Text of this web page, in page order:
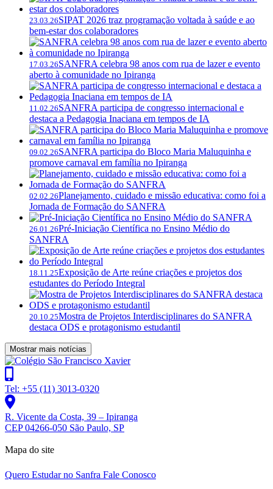
23.03.26SIPAT 2026 traz programação voltada à saúde e ao
bem-estar dos colaboradores
17.03.26SANFRA celebra 98 anos com rua de lazer e evento
aberto à comunidade no Ipiranga
11.02.26SANFRA participa de congresso internacional e
destaca a Pedagogia Inaciana em tempos de IA
09.02.26SANFRA participa do Bloco Maria Maluquinha e
promove carnaval em família no Ipiranga
02.02.26Planejamento, cuidado e missão educativa: como foi a
Jornada de Formação do SANFRA
26.01.26Pré-Iniciação Científica no Ensino Médio do
SANFRA
18.11.25Exposição de Arte reúne criações e projetos dos
estudantes do Período Integral
20.10.25Mostra de Projetos Interdisciplinares do SANFRA
destaca ODS e protagonismo estudantil
Mostrar mais notícias
Tel: +55 (11) 3013-0320
R. Vicente da Costa, 39 – Ipiranga
CEP 04266-050 São Paulo, SP
Mapa do site
Quero Estudar no Sanfra Fale Conosco